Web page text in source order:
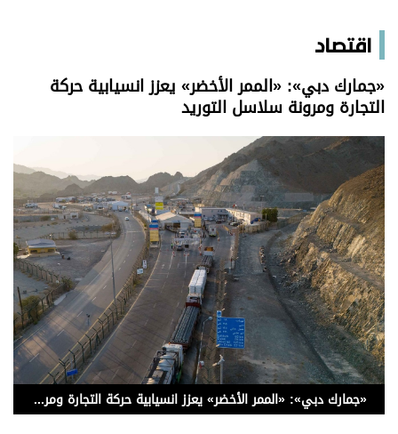
وجهات نظر
الترفيه
الذكاء الاصطناعي
تغطيات
فيديو
بودكاست
إنفوجراف
قصة صورة
كاريكتير
اقتصاد
«جمارك دبي»: «الممر الأخضر» يعزز انسيابية حركة
التجارة ومرونة سلاسل التوريد
«جمارك دبي»: «الممر الأخضر» يعزز انسيابية حركة التجارة ومرونة سلاسل التوريد